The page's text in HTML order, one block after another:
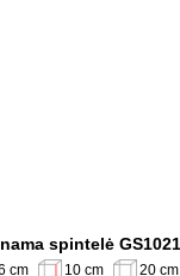
spintelė
cm 10 cm 20 cm